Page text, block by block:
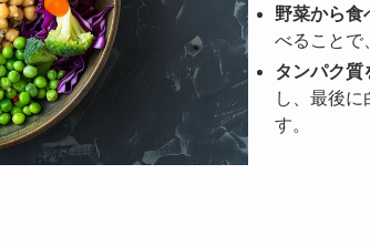
野菜から食
べることで
タンパク質
し、最後に
す。